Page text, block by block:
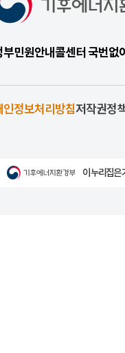
부민원안내콜센터 국번
인정보처리방침저작권정
이 누리집은